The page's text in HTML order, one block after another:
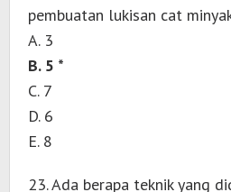
pembuatan lukisan cat
A. 3
B. 5 *
C. 7
D. 6
E. 8
23. Ada berapa teknik yang